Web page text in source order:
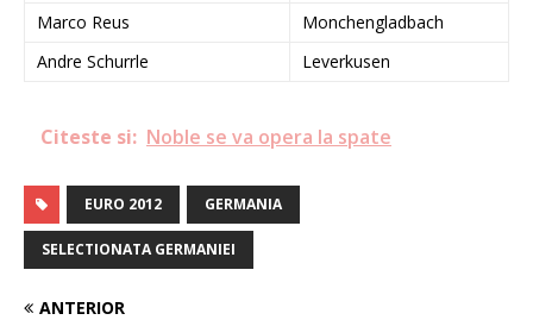
Marco Reus
Monchengladbach
Andre Schurrle
Leverkusen
Citeste si: Noble se va opera la spate
EURO 2012 GERMANIA
SELECTIONATA GERMANIEI
ANTERIOR